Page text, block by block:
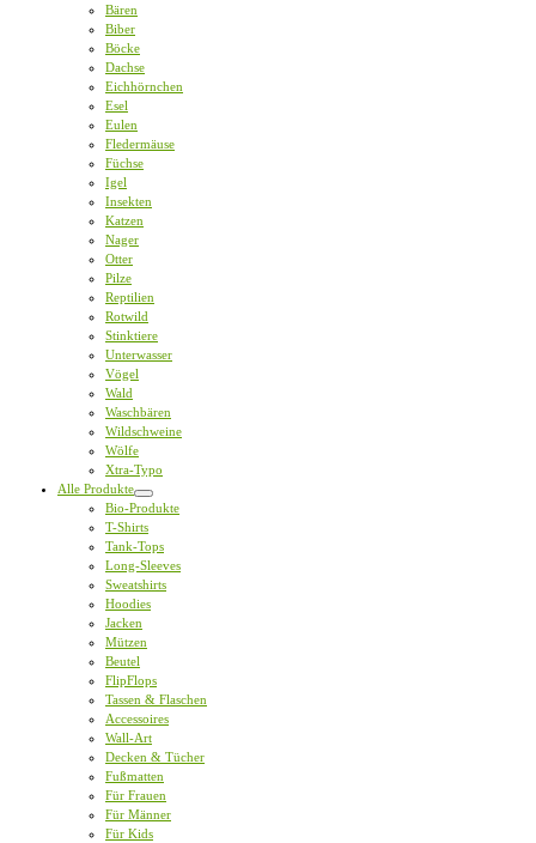
Bären
Biber
Böcke
Dachse
Eichhörnchen
Esel
Eulen
Fledermäuse
Füchse
Igel
Insekten
Katzen
Nager
Otter
Pilze
Reptilien
Rotwild
Stinktiere
Unterwasser
Vögel
Wald
Waschbären
Wildschweine
Wölfe
Xtra-Typo
Alle Produkte
Bio-Produkte
T-Shirts
Tank-Tops
Long-Sleeves
Sweatshirts
Hoodies
Jacken
Mützen
Beutel
FlipFlops
Tassen & Flaschen
Accessoires
Wall-Art
Decken & Tücher
Fußmatten
Für Frauen
Für Männer
Für Kids